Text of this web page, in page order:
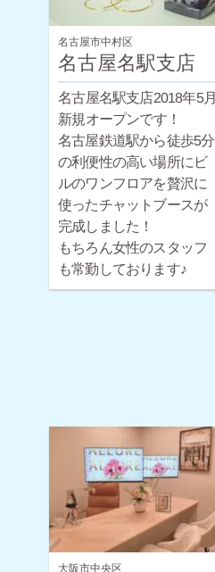
名古屋市中村区
名古屋名駅支店
名古屋名駅支店2018年5月
新規オープンです！
名古屋鉄道駅から徒歩5分
の利便性の高い場所にビ
ルのワンフロアを贅沢に
使ったチャットブースが
完成しました！
もちろん女性のスタッフ
も常勤しております♪
各種ボーナス・時給保証
大阪市中央区